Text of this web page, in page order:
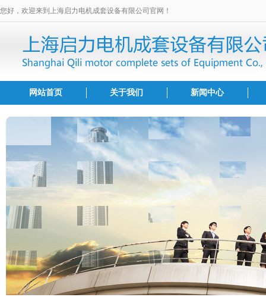
您好，欢迎来到上海启力电机成套设备有限公司官网！
网站首页 关于我们 新闻中心